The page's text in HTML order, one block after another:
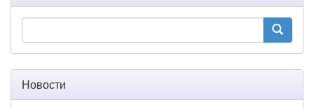
Новости